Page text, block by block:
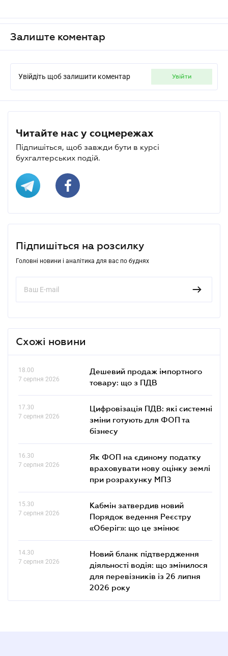
Залиште коментар
Увійдіть щоб залишити коментар увійти
Читайте нас у соцмережах
Підпишіться, щоб завжди бути в курсі
бухгалтерських подій.
Підпишіться на розсилку
Головні новини і аналітика для вас по буднях
Схожі новини
18.00
7 серпня 2026
Дешевий продаж імпортного
товару: що з ПДВ
17.30
7 серпня 2026
Цифровізація ПДВ: які системні
зміни готують для ФОП та
бізнесу
16.30
7 серпня 2026
Як ФОП на єдиному податку
враховувати нову оцінку землі
при розрахунку МПЗ
15.30
7 серпня 2026
Кабмін затвердив новий
Порядок ведення Реєстру
«Оберіг»: що це змінює
14.30
7 серпня 2026
Новий бланк підтвердження
діяльності водія: що змінилося
для перевізників із 26 липня
2026 року